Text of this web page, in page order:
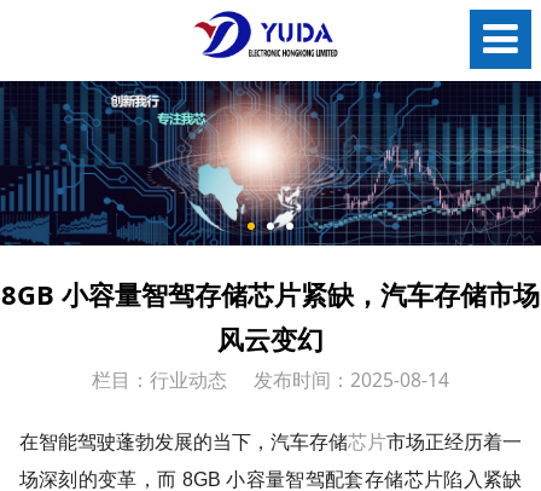
8GB 小容量智驾存储芯片紧缺，汽车存储市场
风云变幻
栏目：行业动态 发布时间：2025-08-14
在智能驾驶蓬勃发展的当下，汽车存储芯片市场正经历着一
场深刻的变革，而 8GB 小容量智驾配套存储芯片陷入紧缺